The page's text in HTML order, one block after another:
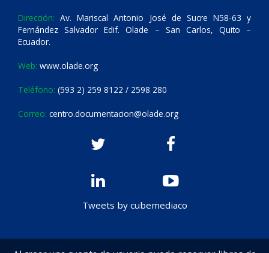
Dirección: Av. Mariscal Antonio José de Sucre N58-63 y
Fernández Salvador Edif. Olade – San Carlos, Quito –
Ecuador.
Web: www.olade.org
Teléfono: (593 2) 259 8122 / 2598 280
Correo: centro.documentacion@olade.org
Tweets by cubemediaco